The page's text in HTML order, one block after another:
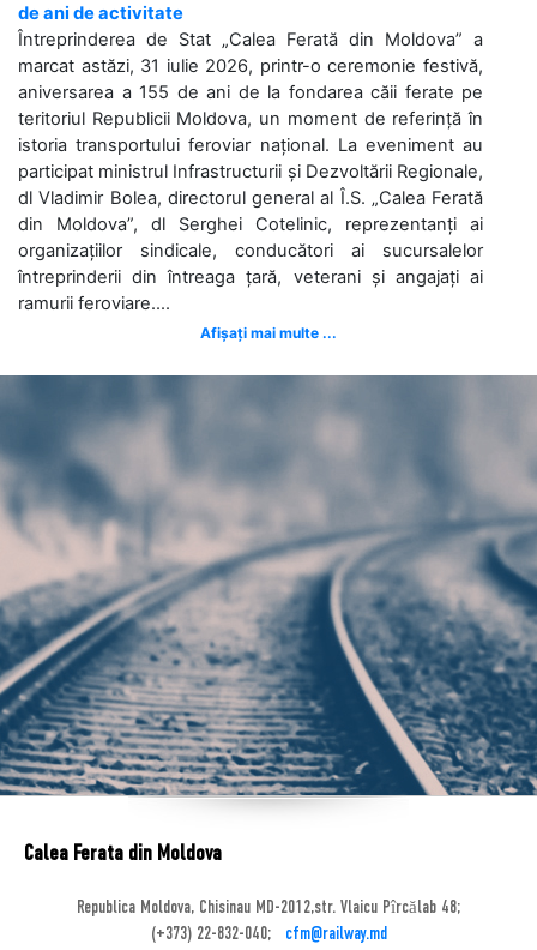
de ani de activitate
Întreprinderea de Stat „Calea Ferată din Moldova” a
marcat astăzi, 31 iulie 2026, printr-o ceremonie festivă,
aniversarea a 155 de ani de la fondarea căii ferate pe
teritoriul Republicii Moldova, un moment de referință în
istoria transportului feroviar național. La eveniment au
participat ministrul Infrastructurii și Dezvoltării Regionale,
dl Vladimir Bolea, directorul general al Î.S. „Calea Ferată
din Moldova”, dl Serghei Cotelinic, reprezentanți ai
organizațiilor sindicale, conducători ai sucursalelor
întreprinderii din întreaga țară, veterani și angajați ai
ramurii feroviare....
Afișați mai multe ...
Calea Ferata din Moldova
Republica Moldova, Chisinau MD-2012,str. Vlaicu Pîrcălab 48;
(+373) 22-832-040;
cfm@railway.md